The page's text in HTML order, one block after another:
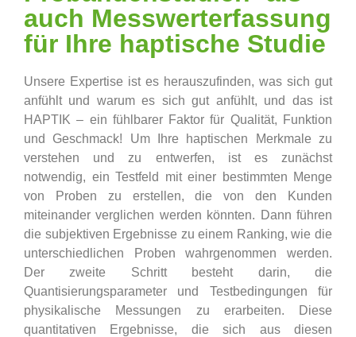
auch Messwerterfassung
für Ihre haptische Studie
Unsere Expertise ist es herauszufinden, was sich gut
anfühlt und warum es sich gut anfühlt, und das ist
HAPTIK – ein fühlbarer Faktor für Qualität, Funktion
und Geschmack! Um Ihre haptischen Merkmale zu
verstehen und zu entwerfen, ist es zunächst
notwendig, ein Testfeld mit einer bestimmten Menge
von Proben zu erstellen, die von den Kunden
miteinander verglichen werden könnten. Dann führen
die subjektiven Ergebnisse zu einem Ranking, wie die
unterschiedlichen Proben wahrgenommen werden.
Der zweite Schritt besteht darin, die
Quantisierungsparameter und Testbedingungen für
physikalische Messungen zu erarbeiten. Diese
quantitativen Ergebnisse, die sich aus diesen